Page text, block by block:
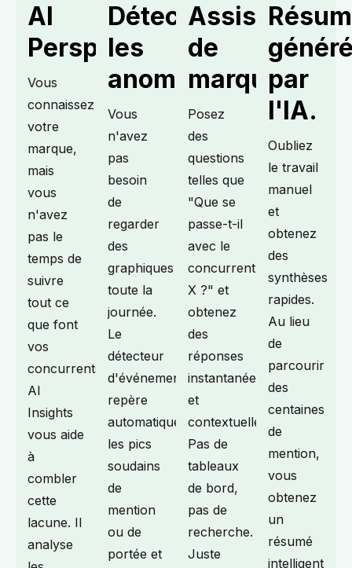
AI
Perspectives.
Vous
connaissez
votre
marque,
mais
vous
n'avez
pas le
temps de
suivre
tout ce
que font
vos
concurrents.
AI
Insights
vous aide
à
combler
cette
lacune. Il
analyse
Détecter
les
anomalies.
Vous
n'avez
pas
besoin
de
regarder
des
graphiques
toute la
journée.
Le
détecteur
d'événements
repère
automatiquement
les pics
soudains
de
mention
ou de
portée et
Assistant
de
marque.
Posez
des
questions
telles que
"Que se
passe-t-il
avec le
concurrent
X ?" et
obtenez
des
réponses
instantanées
et
contextuelles.
Pas de
tableaux
de bord,
pas de
recherche.
Juste
par
l'IA.
Oubliez
le travail
manuel
et
obtenez
des
synthèses
rapides.
Au lieu
de
parcourir
des
centaines
de
mention,
vous
obtenez
un
résumé
intelligent